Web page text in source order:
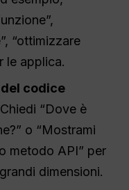
“ottimizzare
le applica.
codice
Chiedi “Dove è
o “Mostrami
metodo API” per
dimensioni.